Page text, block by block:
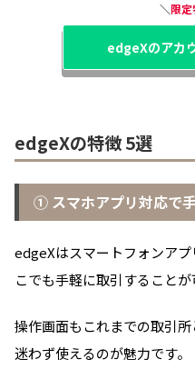
＼限定
edgeXのアカ
edgeXの特徴 5選
① スマホアプリ対応で
edgeXはスマートフォンア
こでも手軽に取引することが
操作画面もこれまでの取引
迷わず使えるのが魅力です。